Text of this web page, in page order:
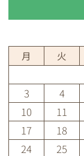
月 火
3
4
10
11
17
18
24
25